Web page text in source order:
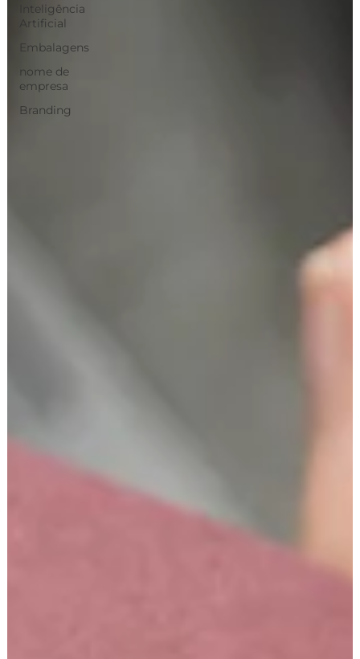
Inteligência
Artificial
Embalagens
nome de
empresa
Branding